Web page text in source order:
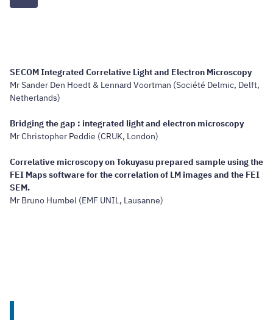
SECOM Integrated Correlative Light and Electron Microscopy
Mr Sander Den Hoedt & Lennard Voortman (Société Delmic, Delft,
Netherlands)
Bridging the gap : integrated light and electron microscopy
Mr Christopher Peddie (CRUK, London)
Correlative microscopy on Tokuyasu prepared sample using the
FEI Maps software for the correlation of LM images and the FEI
SEM.
Mr Bruno Humbel (EMF UNIL, Lausanne)